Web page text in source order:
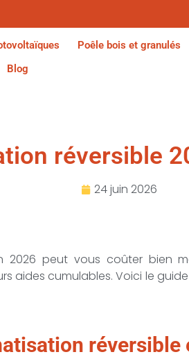
Poêle bois et granulés
Blog
réversible
24 juin 2026
2026 peut vous coûter bien
aides cumulables. Voici le
réversible